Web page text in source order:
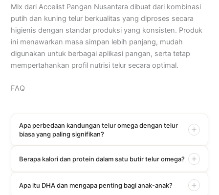
Mix dari Accelist Pangan Nusantara dibuat dari kombinasi
putih dan kuning telur berkualitas yang diproses secara
higienis dengan standar produksi yang konsisten. Produk
ini menawarkan masa simpan lebih panjang, mudah
digunakan untuk berbagai aplikasi pangan, serta tetap
mempertahankan profil nutrisi telur secara optimal.
FAQ
Apa perbedaan kandungan telur omega dengan telur
biasa yang paling signifikan?
Berapa kalori dan protein dalam satu butir telur omega?
Apa itu DHA dan mengapa penting bagi anak-anak?